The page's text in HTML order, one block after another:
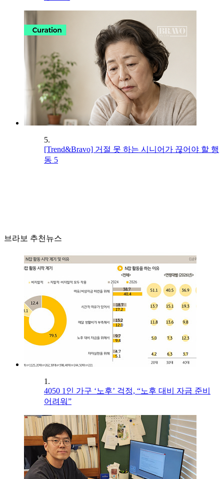
5.
[Trend&Bravo] 거절 못 하는 시니어가 끊어야 할 행
동 5
브라보 추천뉴스
1.
4050 1인 가구 ‘노후’ 걱정, “노후 대비 자금 준비
어려워”